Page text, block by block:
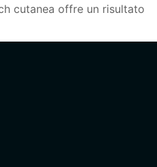
cutanea offre un risultato